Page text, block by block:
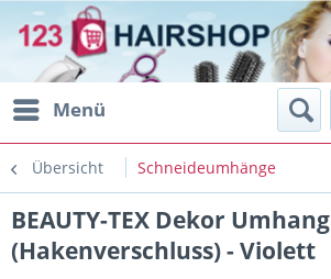
Menü
Übersicht Schneideumhänge
BEAUTY-TEX Dekor Umhang
(Hakenverschluss) - Violett